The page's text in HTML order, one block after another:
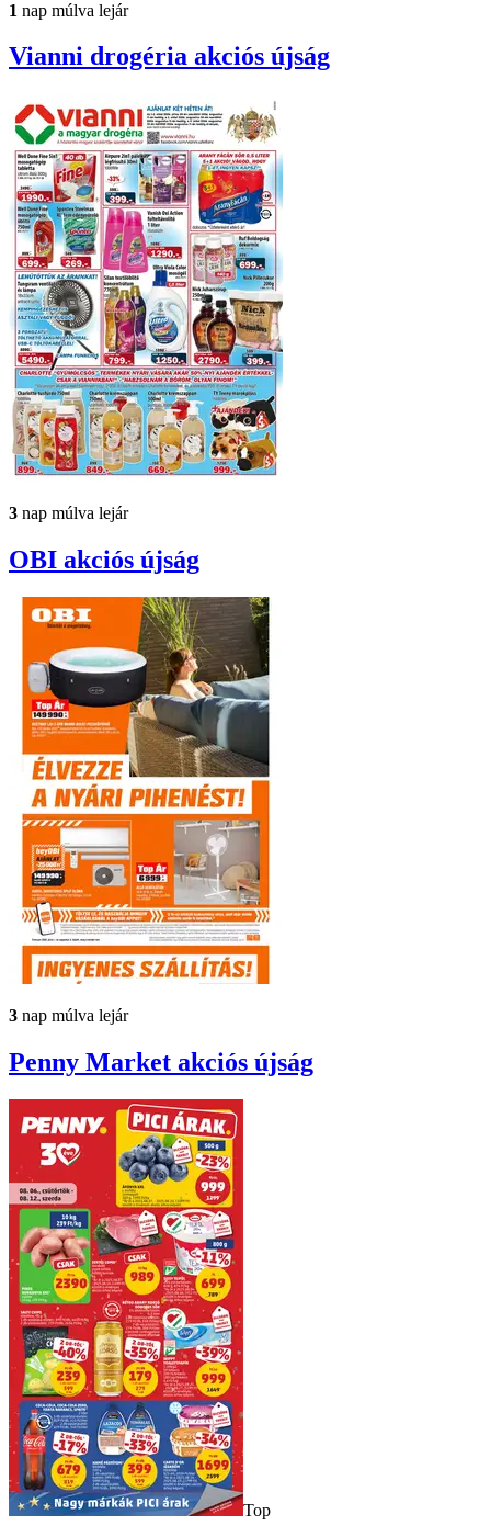
1 nap múlva lejár
Vianni drogéria akciós újság
3 nap múlva lejár
OBI akciós újság
3 nap múlva lejár
Penny Market akciós újság
Top